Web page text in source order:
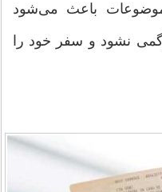
باعث می‌شود
نشود و سفر خود را